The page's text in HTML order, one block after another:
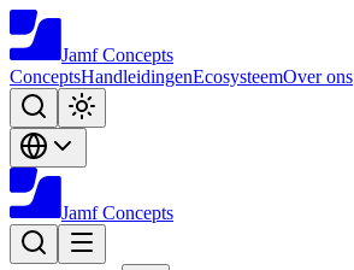
Jamf Concepts
ConceptsHandleidingenEcosysteemOver ons
Jamf Concepts